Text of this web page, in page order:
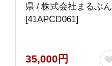
県 / 株式会社まるぶん
[41APCD061]
35,000円